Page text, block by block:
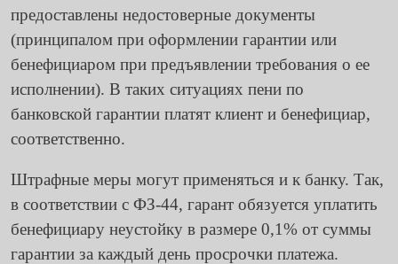
предоставлены недостоверные документы
(принципалом при оформлении гарантии или
бенефициаром при предъявлении требования о ее
исполнении). В таких ситуациях пени по
банковской гарантии платят клиент и бенефициар,
соответственно.
Штрафные меры могут применяться и к банку. Так,
в соответствии с ФЗ-44, гарант обязуется уплатить
бенефициару неустойку в размере 0,1% от суммы
гарантии за каждый день просрочки платежа.